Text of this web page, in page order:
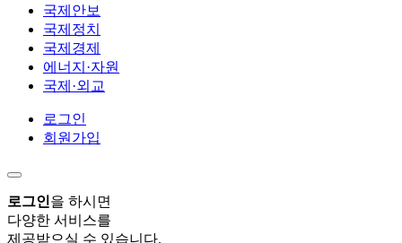
국제안보
국제정치
국제경제
에너지·자원
국제·외교
로그인
회원가입
로그인을 하시면
다양한 서비스를
제공받으실 수 있습니다.